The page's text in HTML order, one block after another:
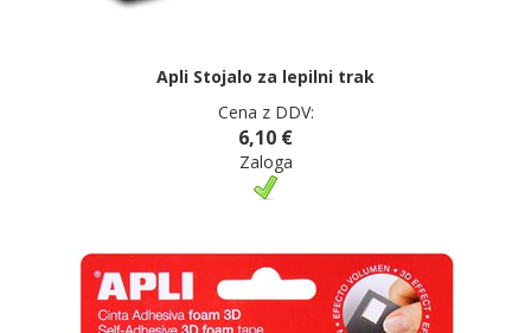
Apli Stojalo za lepilni trak
Cena z DDV:
6,10 €
Zaloga